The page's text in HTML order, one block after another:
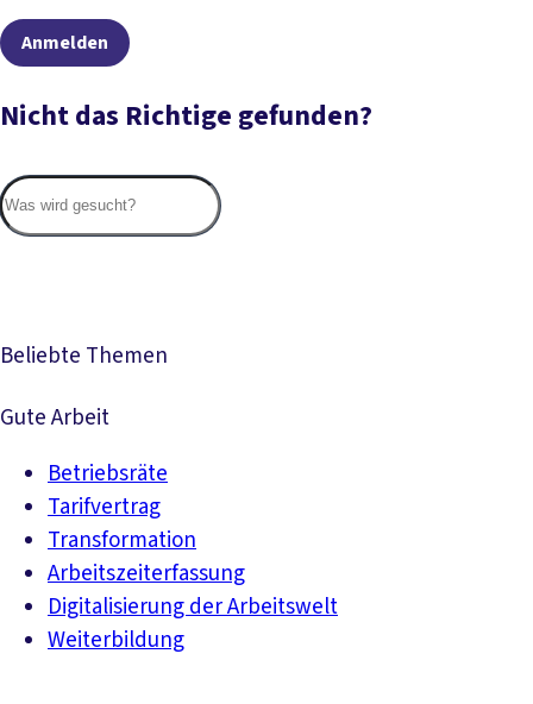
Anmelden
Nicht das Richtige gefunden?
Beliebte Themen
Gute Arbeit
Betriebsräte
Tarifvertrag
Transformation
Arbeitszeiterfassung
Digitalisierung der Arbeitswelt
Weiterbildung